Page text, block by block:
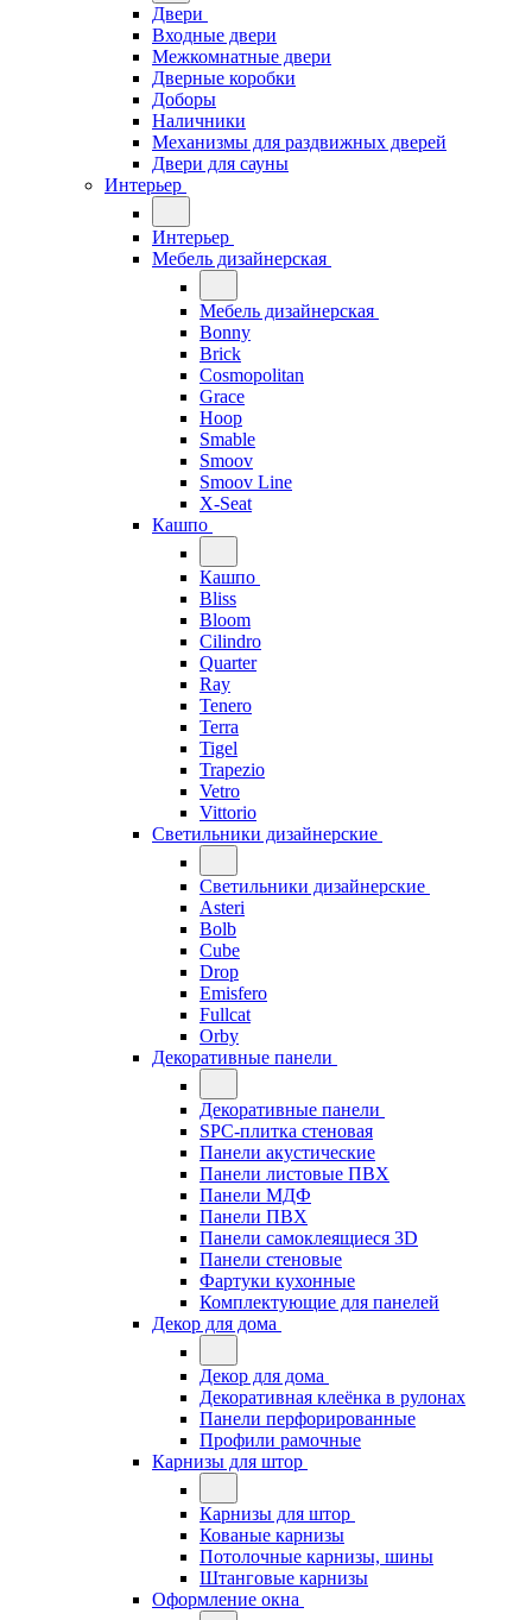
Двери
Входные двери
Межкомнатные двери
Дверные коробки
Доборы
Наличники
Механизмы для раздвижных дверей
Двери для сауны
Интерьер
Интерьер
Мебель дизайнерская
Мебель дизайнерская
Bonny
Brick
Cosmopolitan
Grace
Hoop
Smable
Smoov
Smoov Line
X-Seat
Кашпо
Кашпо
Bliss
Bloom
Cilindro
Quarter
Ray
Tenero
Terra
Tigel
Trapezio
Vetro
Vittorio
Светильники дизайнерские
Светильники дизайнерские
Asteri
Bolb
Cube
Drop
Emisfero
Fullcat
Orby
Декоративные панели
Декоративные панели
SPC-плитка стеновая
Панели акустические
Панели листовые ПВХ
Панели МДФ
Панели ПВХ
Панели самоклеящиеся 3D
Панели стеновые
Фартуки кухонные
Комплектующие для панелей
Декор для дома
Декор для дома
Декоративная клеёнка в рулонах
Панели перфорированные
Профили рамочные
Карнизы для штор
Карнизы для штор
Кованые карнизы
Потолочные карнизы, шины
Штанговые карнизы
Оформление окна